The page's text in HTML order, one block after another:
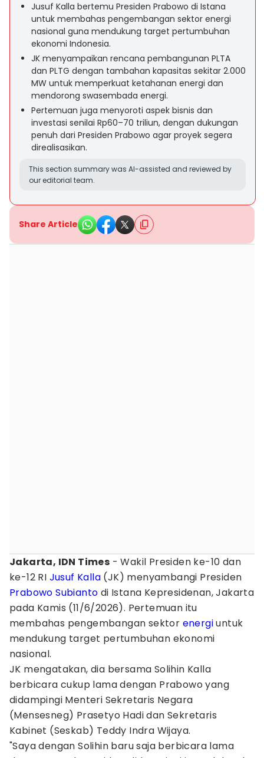
Jusuf Kalla bertemu Presiden Prabowo di Istana
untuk membahas pengembangan sektor energi
nasional guna mendukung target pertumbuhan
ekonomi Indonesia.
JK menyampaikan rencana pembangunan PLTA
dan PLTG dengan tambahan kapasitas sekitar 2.000
MW untuk memperkuat ketahanan energi dan
mendorong swasembada energi.
Pertemuan juga menyoroti aspek bisnis dan
investasi senilai Rp60–70 triliun, dengan dukungan
penuh dari Presiden Prabowo agar proyek segera
direalisasikan.
This section summary was AI-assisted and reviewed by
our editorial team.
Share Article
Jakarta, IDN Times - Wakil Presiden ke-10 dan
ke-12 RI Jusuf Kalla (JK) menyambangi Presiden
Prabowo Subianto di Istana Kepresidenan, Jakarta
pada Kamis (11/6/2026). Pertemuan itu
membahas pengembangan sektor energiuntuk
mendukung target pertumbuhan ekonomi
nasional.
JK mengatakan, dia bersama Solihin Kalla
berbicara cukup lama dengan Prabowo yang
didampingi Menteri Sekretaris Negara
(Mensesneg) Prasetyo Hadi dan Sekretaris
Kabinet (Seskab) Teddy Indra Wijaya.
"Saya dengan Solihin baru saja berbicara lama